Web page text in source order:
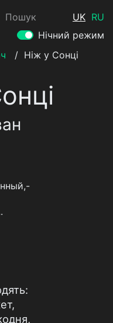
Пошук UK RU
Нічний режим
/ Ніж у Сонці